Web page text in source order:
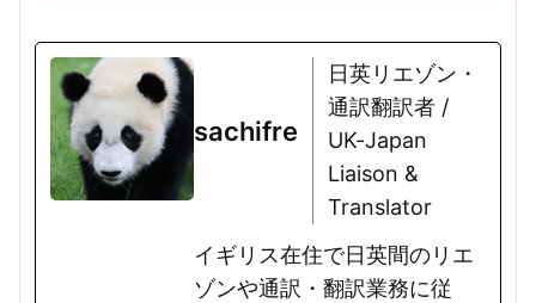
sachifre
日英リエゾン・
通訳翻訳者 /
UK-Japan
Liaison &
Translator
イギリス在住で日英間のリエ
ゾンや通訳・翻訳業務に従